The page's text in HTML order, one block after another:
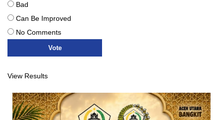
Bad
Can Be Improved
No Comments
View Results